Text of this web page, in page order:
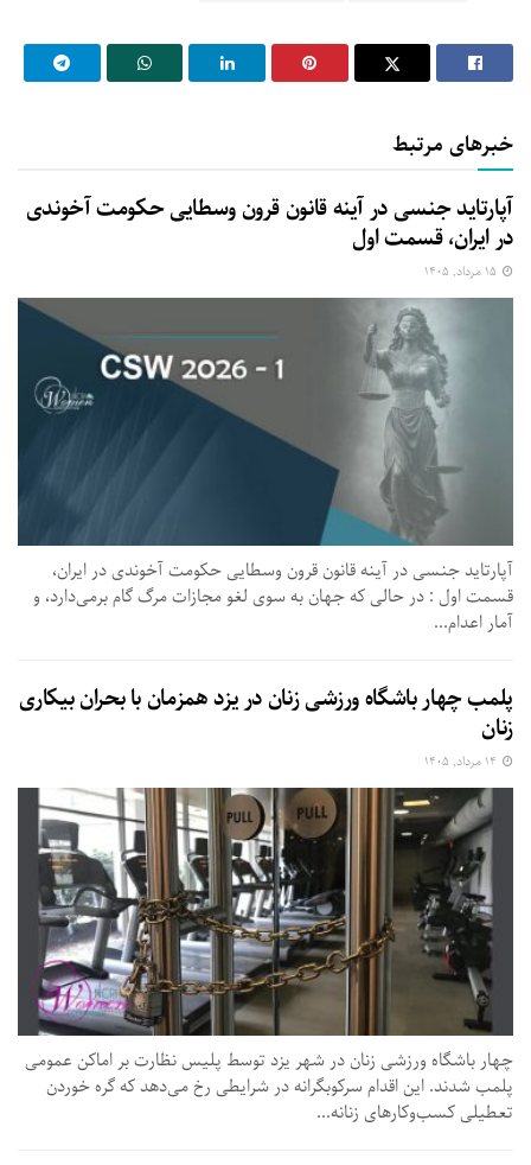
خبرهای مرتبط
آپارتاید جنسی در آینه قانون قرون وسطایی حکومت آخوندی
در ایران، قسمت اول
آپارتاید جنسی در آینه قانون قرون وسطایی حکومت آخوندی در ایران،
قسمت اول : در حالی که جهان به سوی لغو مجازات مرگ گام برمی‌دارد، و
آمار اعدام...
پلمب چهار باشگاه ورزشی زنان در یزد همزمان با بحران بیکاری
زنان
چهار باشگاه ورزشی زنان در شهر یزد توسط پلیس نظارت بر اماکن عمومی
پلمب شدند. این اقدام سرکوبگرانه در شرایطی رخ می‌دهد که گره خوردن
تعطیلی کسب‌وکارهای زنانه...